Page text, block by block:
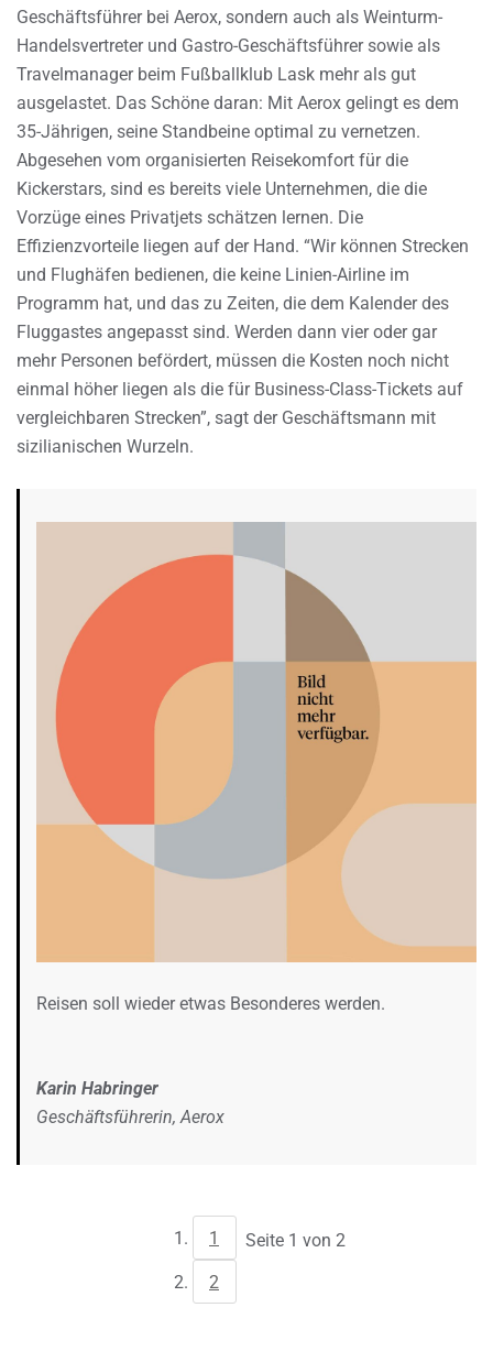
Geschäftsführer bei Aerox, sondern auch als Weinturm-
Handelsvertreter und Gastro-Geschäftsführer sowie als
Travelmanager beim Fußballklub Lask mehr als gut
ausgelastet. Das Schöne daran: Mit Aerox gelingt es dem
35-Jährigen, seine Standbeine optimal zu vernetzen.
Abgesehen vom organisierten Reisekomfort für die
Kickerstars, sind es bereits viele Unternehmen, die die
Vorzüge eines Privatjets schätzen lernen. Die
Effizienzvorteile liegen auf der Hand. “Wir können Strecken
und Flughäfen bedienen, die keine Linien-Airline im
Programm hat, und das zu Zeiten, die dem Kalender des
Fluggastes angepasst sind. Werden dann vier oder gar
mehr Personen befördert, müssen die Kosten noch nicht
einmal höher liegen als die für Business-Class-Tickets auf
vergleichbaren Strecken”, sagt der Geschäftsmann mit
sizilianischen Wurzeln.
Reisen soll wieder etwas Besonderes werden.
Karin Habringer
Geschäftsführerin, Aerox
1
2
Seite 1 von 2